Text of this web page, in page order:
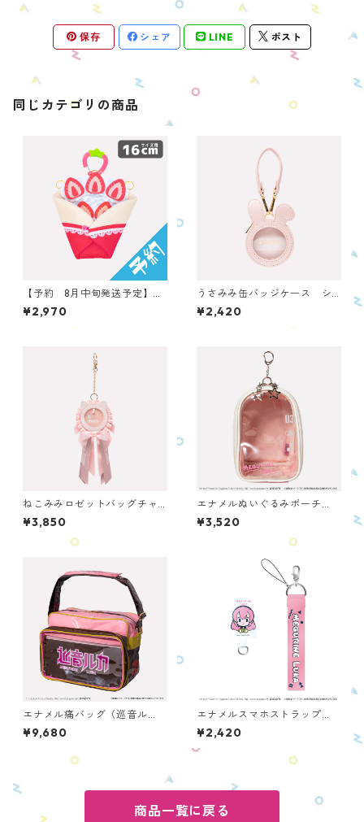
保存 シェア LINE ポスト
同じカテゴリの商品
【予約 8月中旬発送予定】ぬ
いのおくるみ ぬいくるみんBI
G クレープ（いちご） ONK
¥2,970
うさみみ缶バッジケース シ
ェルピンク OUCC-P-SP
¥2,420
ねこみみロゼットバッグチャ
ーム ピンク ONRBC-PK
¥3,850
エナメルぬいぐるみポーチ
（巡音ルカ） OENPC-PC-M
L
¥3,520
エナメル痛バッグ（巡音ル
カ） OEBC-PC-ML
¥9,680
エナメルスマホストラップ
（巡音ルカ） OESSC-PC-M
L
¥2,420
商品一覧に戻る